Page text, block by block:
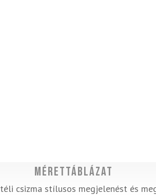
Mérettáblázat
csizma stílusos megjelenést és